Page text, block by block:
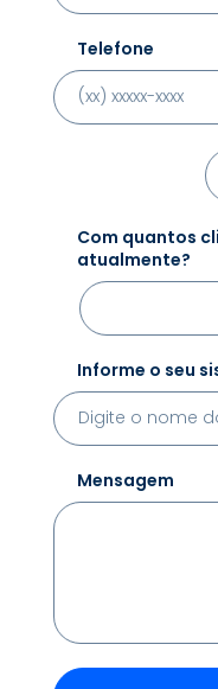
Telefone
Com quantos
atualmente?
Informe o seu
Mensagem